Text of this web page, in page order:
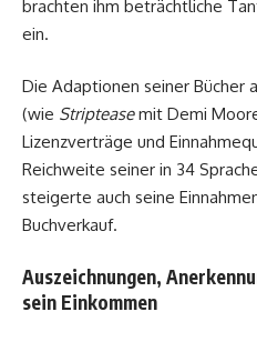
brachten ihm beträchtliche
ein.
Die Adaptionen seiner Bücher
(wie Stripteasemit Demi
Lizenzverträge und
Reichweite seiner in 34
steigerte auch seine
Buchverkauf.
Auszeichnungen,
sein Einkommen